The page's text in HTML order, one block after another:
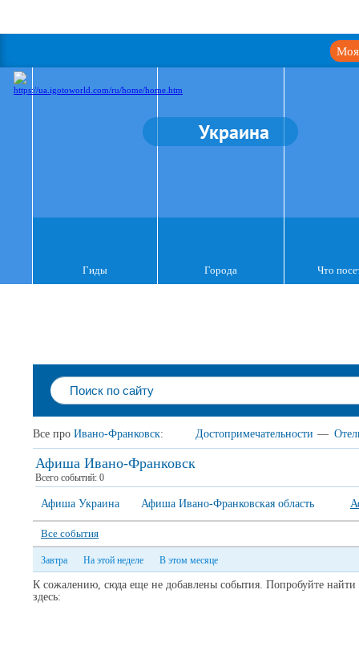
Моя
Украина
Гиды Города Что
Все про Ивано-Франковск: Достопримечательности —
Афиша Ивано-Франковск
Всего событий: 0
Афиша Украина Афиша Ивано-Франковская область
Все события
Завтра На этой неделе В этом месяце
К сожалению, сюда еще не добавлены события. Попробуйте найти
здесь: